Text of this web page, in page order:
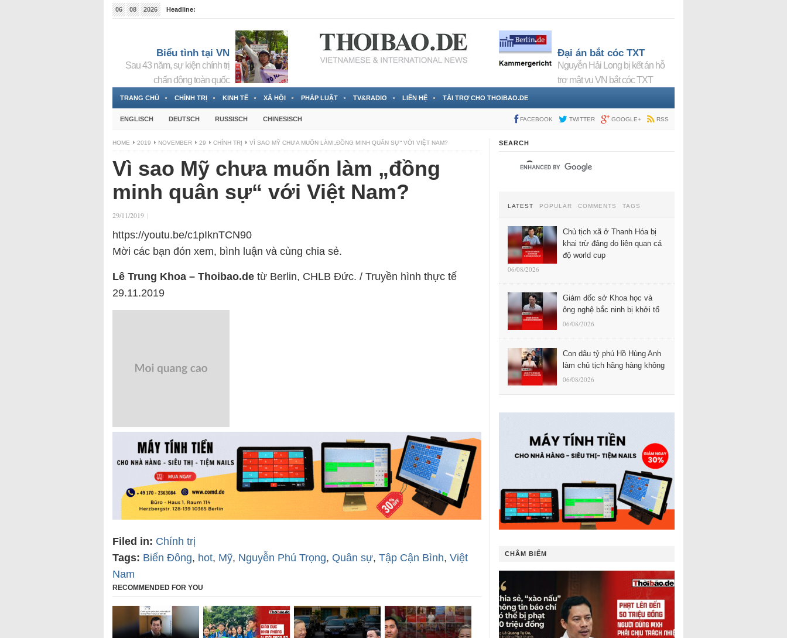
06 08 2026
Headline:
Biểu tình tại VN
Sau 43 năm, sự kiện chính trị
chấn động toàn quốc
Đại án bắt cóc TXT
Nguyễn Hải Long bị kết án hỗ
trợ mật vụ VN bắt cóc TXT
TRANG CHỦ CHÍNH TRỊ KINH TẾ XÃ HỘI PHÁP LUẬT TV&RADIO LIÊN HỆ TÀI TRỢ CHO THOIBAO.DE
ENGLISCH DEUTSCH RUSSISCH CHINESISCH FACEBOOK TWITTER GOOGLE+ RSS
HOME 2019 NOVEMBER 29 CHÍNH TRỊ VÌ SAO MỸ CHƯA MUỐN LÀM „ĐỒNG MINH QUÂN SỰ“ VỚI VIỆT NAM?
Vì sao Mỹ chưa muốn làm „đồng
minh quân sự“ với Việt Nam?
29/11/2019 |
https://youtu.be/c1pIknTCN90
Mời các bạn đón xem, bình luận và cùng chia sẻ.
Lê Trung Khoa – Thoibao.de từ Berlin, CHLB Đức. / Truyền hình thực tế
29.11.2019
Filed in: Chính trị
Tags: Biển Đông, hot, Mỹ, Nguyễn Phú Trọng, Quân sự, Tập Cận Bình, Việt
Nam
RECOMMENDED FOR YOU
SEARCH
LATEST POPULAR COMMENTS TAGS
Chủ tịch xã ở Thanh Hóa bị
khai trừ đảng do liên quan cá
độ world cup
06/08/2026
Giám đốc sở Khoa học và
ông nghệ bắc ninh bị khởi tố
06/08/2026
Con dâu tỷ phú Hồ Hùng Anh
làm chủ tịch hãng hàng không
06/08/2026
CHÂM BIẾM